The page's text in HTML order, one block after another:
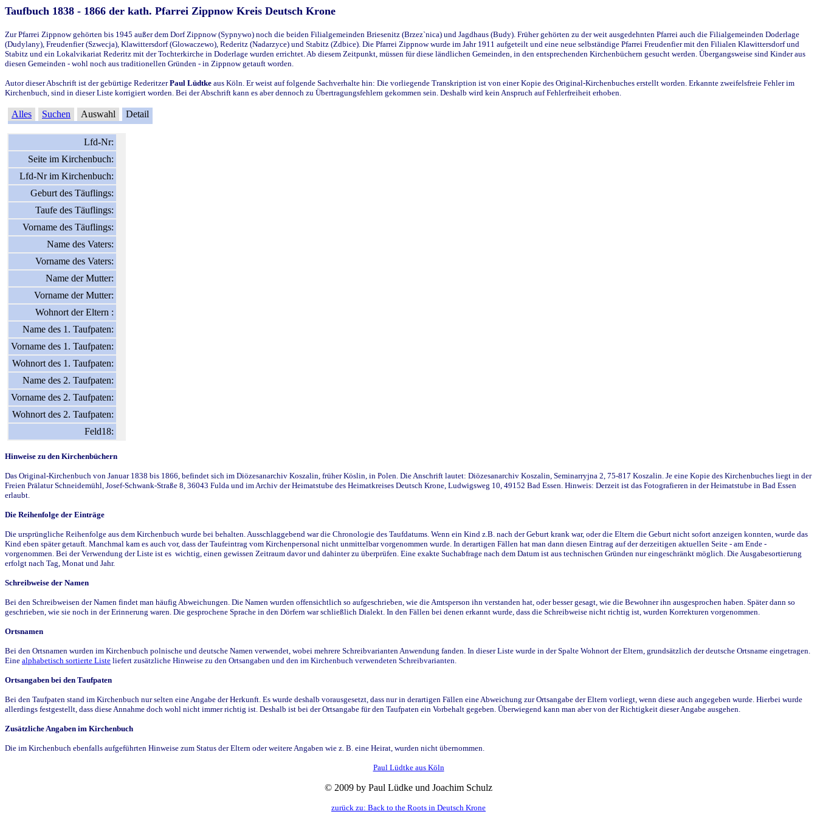
Taufbuch 1838 - 1866 der kath. Pfarrei Zippnow Kreis Deutsch Krone
Zur Pfarrei Zippnow gehörten bis 1945 außer dem Dorf Zippnow (Sypnywo) noch die beiden Filialgemeinden Briesenitz (Brzez`nica) und Jagdhaus (Budy). Früher gehörten zu der weit ausgedehnten Pfarrei auch die Filialgemeinden Doderlage
(Dudylany), Freudenfier (Szwecja), Klawittersdorf (Glowaczewo), Rederitz (Nadarzyce) und Stabitz (Zdbice). Die Pfarrei Zippnow wurde im Jahr 1911 aufgeteilt und eine neue selbständige Pfarrei Freudenfier mit den Filialen Klawittersdorf und
Stabitz und ein Lokalvikariat Rederitz mit der Tochterkirche in Doderlage wurden errichtet. Ab diesem Zeitpunkt, müssen für diese ländlichen Gemeinden, in den entsprechenden Kirchenbüchern gesucht werden. Übergangsweise sind Kinder aus
diesen Gemeinden - wohl noch aus traditionellen Gründen - in Zippnow getauft worden.
Autor dieser Abschrift ist der gebürtige RederitzerPaul Lüdtke aus Köln. Er weist auf folgende Sachverhalte hin: Die vorliegende Transkription ist von einer Kopie des Original-Kirchenbuches erstellt worden. Erkannte zweifelsfreie Fehler im
Kirchenbuch, sind in dieser Liste korrigiert worden. Bei der Abschrift kann es aber dennoch zu Übertragungsfehlern gekommen sein. Deshalb wird kein Anspruch auf Fehlerfreiheit erhoben.
Alles Suchen Auswahl Detail
Lfd-Nr:
Seite im Kirchenbuch:
Lfd-Nr im Kirchenbuch:
Geburt des Täuflings:
Taufe des Täuflings:
Vorname des Täuflings:
Name des Vaters:
Vorname des Vaters:
Name der Mutter:
Vorname der Mutter:
Wohnort der Eltern :
Name des 1. Taufpaten:
Vorname des 1. Taufpaten:
Wohnort des 1. Taufpaten:
Name des 2. Taufpaten:
Vorname des 2. Taufpaten:
Wohnort des 2. Taufpaten:
Feld18:
Hinweise zu den Kirchenbüchern
Das Original-Kirchenbuch von Januar 1838 bis 1866, befindet sich im Diözesanarchiv Koszalin, früher Köslin, in Polen. Die Anschrift lautet: Diözesanarchiv Koszalin, Seminarryjna 2, 75-817 Koszalin. Je eine Kopie des Kirchenbuches liegt in der
Freien Prälatur Schneidemühl, Josef-Schwank-Straße 8, 36043 Fulda und im Archiv der Heimatstube des Heimatkreises Deutsch Krone, Ludwigsweg 10, 49152 Bad Essen. Hinweis: Derzeit ist das Fotografieren in der Heimatstube in Bad Essen
erlaubt.
Die Reihenfolge der Einträge
Die ursprüngliche Reihenfolge aus dem Kirchenbuch wurde bei behalten. Ausschlaggebend war die Chronologie des Taufdatums. Wenn ein Kind z.B. nach der Geburt krank war, oder die Eltern die Geburt nicht sofort anzeigen konnten, wurde das
Kind eben später getauft. Manchmal kam es auch vor, dass der Taufeintrag vom Kirchenpersonal nicht unmittelbar vorgenommen wurde. In derartigen Fällen hat man dann diesen Eintrag auf der derzeitigen aktuellen Seite - am Ende -
vorgenommen. Bei der Verwendung der Liste ist es wichtig, einen gewissen Zeitraum davor und dahinter zu überprüfen. Eine exakte Suchabfrage nach dem Datum ist aus technischen Gründen nur eingeschränkt möglich. Die Ausgabesortierung
erfolgt nach Tag, Monat und Jahr.
Schreibweise der Namen
Bei den Schreibweisen der Namen findet man häufig Abweichungen. Die Namen wurden offensichtlich so aufgeschrieben, wie die Amtsperson ihn verstanden hat, oder besser gesagt, wie die Bewohner ihn ausgesprochen haben. Später dann so
geschrieben, wie sie noch in der Erinnerung waren. Die gesprochene Sprache in den Dörfern war schließlich Dialekt. In den Fällen bei denen erkannt wurde, dass die Schreibweise nicht richtig ist, wurden Korrekturen vorgenommen.
Ortsnamen
Bei den Ortsnamen wurden im Kirchenbuch polnische und deutsche Namen verwendet, wobei mehrere Schreibvarianten Anwendung fanden. In dieser Liste wurde in der Spalte Wohnort der Eltern, grundsätzlich der deutsche Ortsname eingetragen.
Eine alphabetisch sortierte Liste liefert zusätzliche Hinweise zu den Ortsangaben und den im Kirchenbuch verwendeten Schreibvarianten.
Ortsangaben bei den Taufpaten
Bei den Taufpaten stand im Kirchenbuch nur selten eine Angabe der Herkunft. Es wurde deshalb vorausgesetzt, dass nur in derartigen Fällen eine Abweichung zur Ortsangabe der Eltern vorliegt, wenn diese auch angegeben wurde. Hierbei wurde
allerdings festgestellt, dass diese Annahme doch wohl nicht immer richtig ist. Deshalb ist bei der Ortsangabe für den Taufpaten ein Vorbehalt gegeben. Überwiegend kann man aber von der Richtigkeit dieser Angabe ausgehen.
Zusätzliche Angaben im Kirchenbuch
Die im Kirchenbuch ebenfalls aufgeführten Hinweise zum Status der Eltern oder weitere Angaben wie z. B. eine Heirat, wurden nicht übernommen.
Paul Lüdtke aus Köln
© 2009 by Paul Lüdke und Joachim Schulz
zurück zu: Back to the Roots in Deutsch Krone